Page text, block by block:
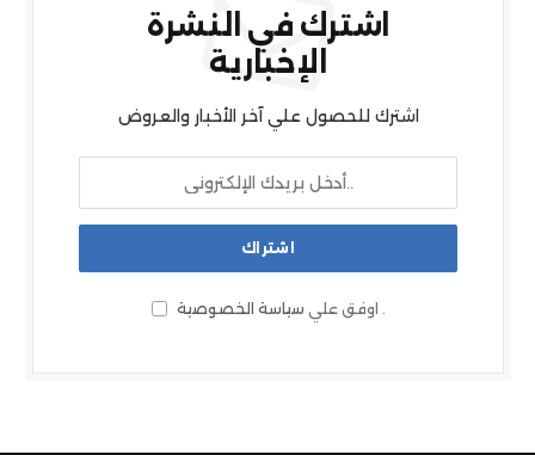
اشترك في النشرة
الإخبارية
اشترك للحصول علي آخر الأخبار والعروض
اوفق علي سياسة الخصوصية .